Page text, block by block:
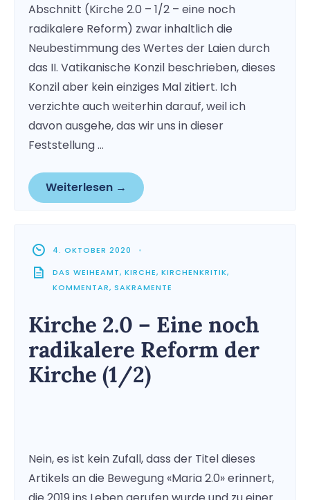
Abschnitt (Kirche 2.0 – 1/2 – eine noch
radikalere Reform) zwar inhaltlich die
Neubestimmung des Wertes der Laien durch
das II. Vatikanische Konzil beschrieben, dieses
Konzil aber kein einziges Mal zitiert. Ich
verzichte auch weiterhin darauf, weil ich
davon ausgehe, das wir uns in dieser
Feststellung …
Weiterlesen →
4. OKTOBER 2020
•
DAS WEIHEAMT, KIRCHE, KIRCHENKRITIK,
KOMMENTAR, SAKRAMENTE
Kirche 2.0 – Eine noch
radikalere Reform der
Kirche (1/2)
Nein, es ist kein Zufall, dass der Titel dieses
Artikels an die Bewegung «Maria 2.0» erinnert,